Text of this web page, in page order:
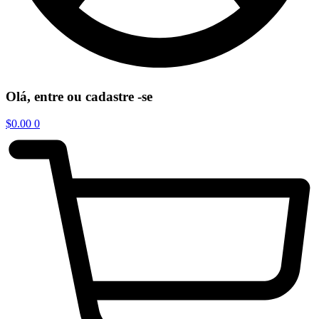
Olá, entre ou cadastre -se
$0.00 0